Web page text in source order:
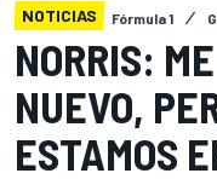
NOTICIAS Fórmula 1
NORRIS:
NUEVO,
ESTAMOS